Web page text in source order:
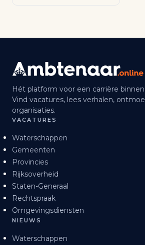
Hét platform voor een carrière
Vind vacatures, lees verhalen,
organisaties.
VACATURES
Waterschappen
Gemeenten
Provincies
Rijksoverheid
Staten-Generaal
Rechtspraak
Omgevingsdiensten
NIEUWS
Waterschappen